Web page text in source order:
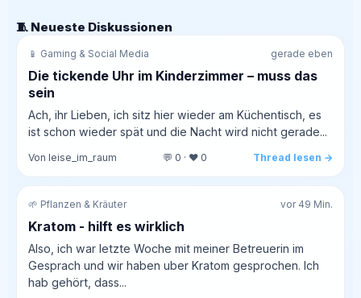
🧵 Neueste Diskussionen
📱 Gaming & Social Media gerade eben
Die tickende Uhr im Kinderzimmer – muss das
sein
Ach, ihr Lieben, ich sitz hier wieder am Küchentisch, es
ist schon wieder spät und die Nacht wird nicht gerade...
Von leise_im_raum 💬 0 · ❤️ 0 Thread lesen →
🌱 Pflanzen & Kräuter vor 49 Min.
Kratom - hilft es wirklich
Also, ich war letzte Woche mit meiner Betreuerin im
Gesprach und wir haben uber Kratom gesprochen. Ich
hab gehört, dass...